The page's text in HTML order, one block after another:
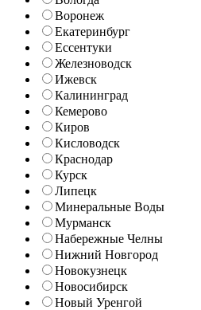
Воронеж
Екатеринбург
Ессентуки
Железноводск
Ижевск
Калининград
Кемерово
Киров
Кисловодск
Краснодар
Курск
Липецк
Минеральные Воды
Мурманск
Набережные Челны
Нижний Новгород
Новокузнецк
Новосибирск
Новый Уренгой